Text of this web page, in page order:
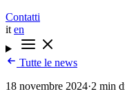
Contatti
it en
Tutte le news
18 novembre 2024·2 min